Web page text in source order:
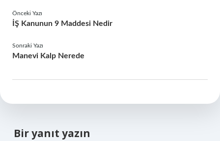
Önceki Yazı
İŞ Kanunun 9 Maddesi Nedir
Sonraki Yazı
Manevi Kalp Nerede
Bir yanıt yazın